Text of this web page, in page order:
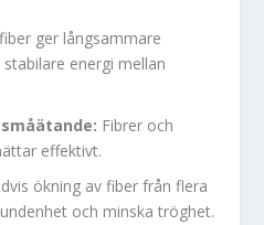
ger långsammare
energi mellan
Fibrer och
effektivt.
ökning av fiber från flera
och minska tröghet.